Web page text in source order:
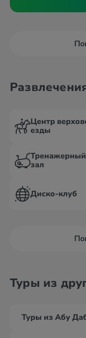
Центр
езды
Тренажерный
зал
Диско-клуб
Туры из
Туры из Абу